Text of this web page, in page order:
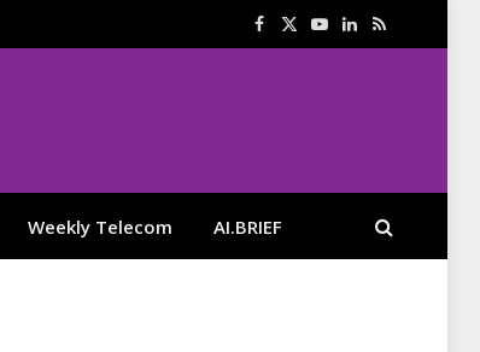
Facebook
X
YouTube
LinkedIn
RSS
Weekly Telecom AI.BRIEF